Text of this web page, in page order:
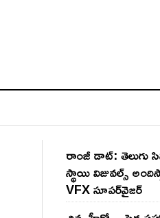
రాంజీ డాట్: తెలుగు
స్థాయి విజువల్స్
VFX సూపర్‌వైజర్